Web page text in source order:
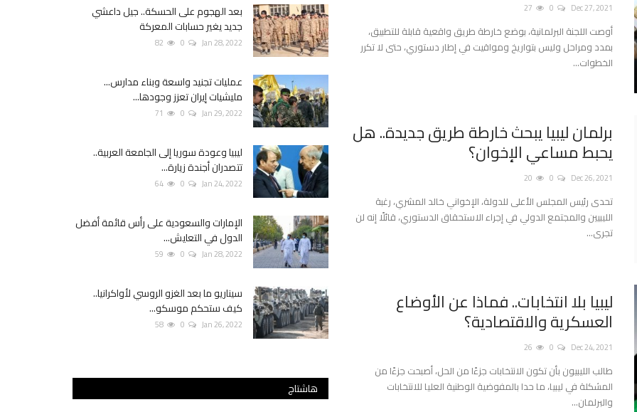
Dec 27, 2021
0
27
أوصت اللجنة البرلمانية، بوضع خارطة طريق واقعية قابلة للتطبيق،
بمدد ومراحل وليس بتواريخ ومواقيت في إطار دستوري، حتى لا تكرر
الخطوات...
برلمان ليبيا يبحث خارطة طريق جديدة.. هل
يحبط مساعي الإخوان؟
Dec 26, 2021
0
20
تحدى رئيس المجلس الأعلى للدولة، الإخواني خالد المشري، رغبة
الليبيين والمجتمع الدولي في إجراء الاستحقاق الدستوري، قائلًا إنه لن
تجرى...
ليبيا بلا انتخابات.. فماذا عن الأوضاع
العسكرية والاقتصادية؟
Dec 24, 2021
0
26
طالب الليبيون بأن تكون الانتخابات جزءًا من الحل، أصبحت جزءًا من
المشكلة في ليبيا، ما حدا بالمفوضية الوطنية العليا للانتخابات
والبرلمان...
بعد الهجوم على الحسكة.. جيل داعشي
جديد يغير حسابات المعركة
Jan 28, 2022
0
82
عمليات تجنيد واسعة وبناء مدارس...
مليشيات إيران تعزز وجودها...
Jan 29, 2022
0
71
ليبيا وعودة سوريا إلى الجامعة العربية..
تتصدران أجندة زيارة...
Jan 24, 2022
0
64
الإمارات والسعودية على رأس قائمة أفضل
الدول في التعايش...
Jan 28, 2022
0
59
سيناريو ما بعد الغزو الروسي لأواكرانيا..
كيف ستحكم موسكو...
Jan 26, 2022
0
58
هاشتاج